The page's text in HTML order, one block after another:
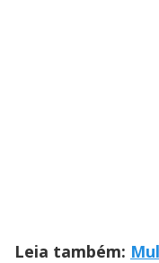
Leia também: